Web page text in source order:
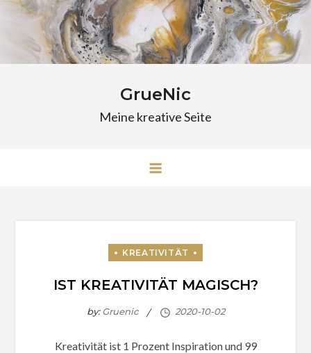
Skip
content
GrueNic
Meine kreative Seite
IST KREATIVITÄT MAGISCH?
by:Gruenic
Kreativität ist 1 Prozent Inspiration und 99